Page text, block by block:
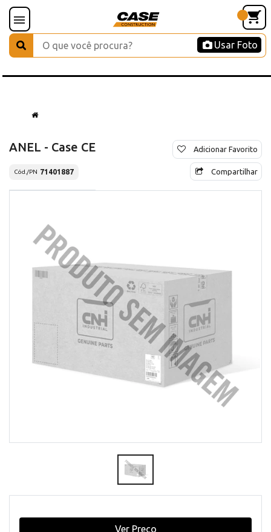
Usar Foto
ANEL - Case CE
Cód./PN 71401887
Adicionar Favorito
Compartilhar
Ver Preço